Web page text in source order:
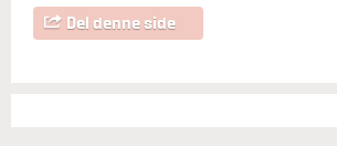
Del denne side